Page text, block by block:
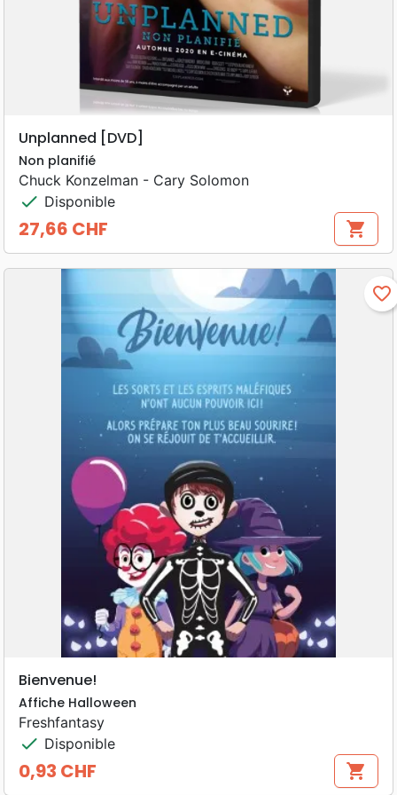
Unplanned [DVD]
Non planifié
Chuck Konzelman - Cary Solomon
check Disponible
Prix
27,66 CHF shopping_cart
favorite_border
Bienvenue!
Affiche Halloween
Freshfantasy
check Disponible
Prix
0,93 CHF shopping_cart